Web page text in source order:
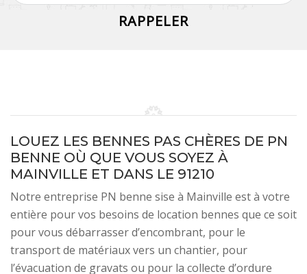
LOUEZ LES BENNES PAS CHÈRES DE PN
BENNE OÙ QUE VOUS SOYEZ À
MAINVILLE ET DANS LE 91210
Notre entreprise PN benne sise à Mainville est à votre
entière pour vos besoins de location bennes que ce soit
pour vous débarrasser d’encombrant, pour le
transport de matériaux vers un chantier, pour
l’évacuation de gravats ou pour la collecte d’ordure